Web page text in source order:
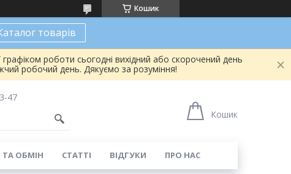
Кошик
товарів
роботи сьогодні вихідний або скорочений день
робочий день. Дякуємо за розуміння!
47
Кошик
ОБМІН СТАТТІ ВІДГУКИ ПРО НАС